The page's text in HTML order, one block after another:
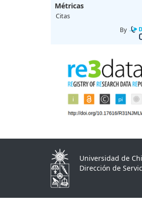
Métricas
Citas
By
Universidad de
Dirección de